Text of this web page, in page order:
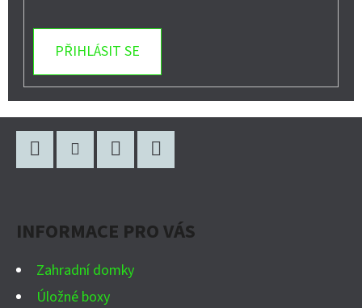
PŘIHLÁSIT SE
INFORMACE PRO VÁS
Zahradní domky
Úložné boxy